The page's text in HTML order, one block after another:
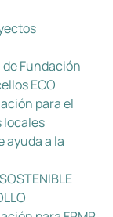
de Fundación
ECO
para el
locales
ayuda a la